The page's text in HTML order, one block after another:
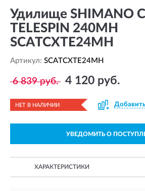
Удилище SHIMANO
TELESPIN 240MH
SCATCXTE24MH
Артикул: SCATCXTE24MH
6 839 руб. 4 120 руб.
НЕТ В НАЛИЧИИ
УВЕДОМИТЬ О
ХАРАКТЕРИСТИКИ